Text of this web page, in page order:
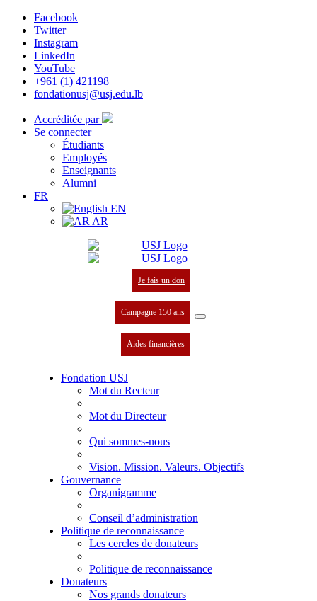
Facebook
Twitter
Instagram
LinkedIn
YouTube
+961 (1) 421198
fondationusj@usj.edu.lb
Accréditée par
Se connecter
Étudiants
Employés
Enseignants
Alumni
FR
EN
AR
Je fais un don
Campagne 150 ans
Aides financières
Fondation USJ
Mot du Recteur
Mot du Directeur
Qui sommes-nous
Vision. Mission. Valeurs. Objectifs
Gouvernance
Organigramme
Conseil d’administration
Politique de reconnaissance
Les cercles de donateurs
Politique de reconnaissance
Donateurs
Nos grands donateurs